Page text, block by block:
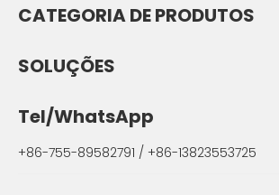
CATEGORIA DE PRODUTOS
SOLUÇÕES
Tel/WhatsApp
+86-755-89582791 / +86-13823553725